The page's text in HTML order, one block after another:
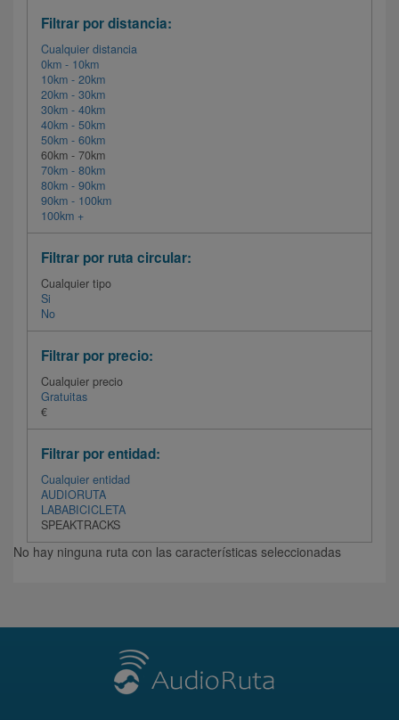
Filtrar por distancia:
Cualquier distancia
0km - 10km
10km - 20km
20km - 30km
30km - 40km
40km - 50km
50km - 60km
60km - 70km
70km - 80km
80km - 90km
90km - 100km
100km +
Filtrar por ruta circular:
Cualquier tipo
Si
No
Filtrar por precio:
Cualquier precio
Gratuitas
€
Filtrar por entidad:
Cualquier entidad
AUDIORUTA
LABABICICLETA
SPEAKTRACKS
No hay ninguna ruta con las características seleccionadas